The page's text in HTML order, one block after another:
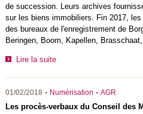
de succession. Leurs archives
sur les biens immobiliers. Fin 2017,
des bureaux de l'enregistrement de
Beringen, Boom, Kapellen,
Lire la suite
01/02/2018 - Numérisation - AGR
Les procès-verbaux du Conseil des